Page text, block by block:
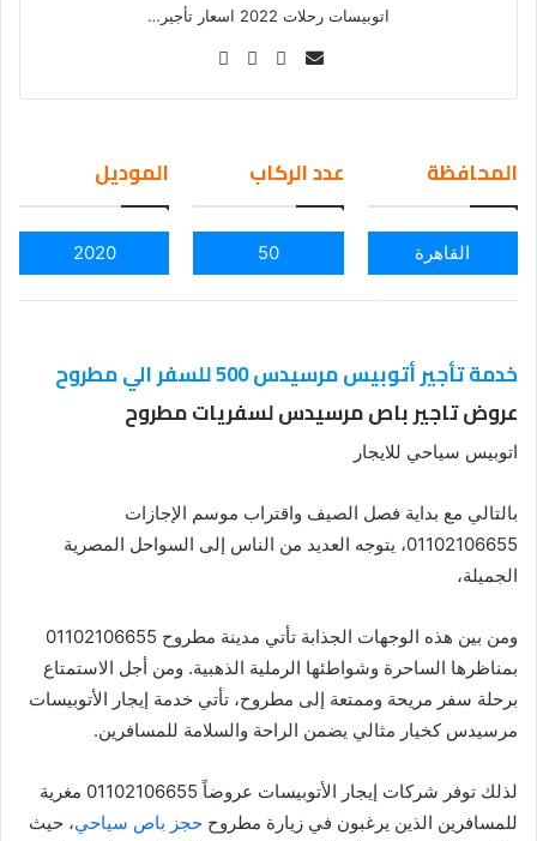
اتوبيسات رحلات 2022 اسعار تأجير…
Se
ail
المحافظة
القاهرة
عدد الركاب
50
الموديل
2020
خدمة تأجير أتوبيس مرسيدس 500 للسفر الي مطروح
عروض تاجير باص مرسيدس لسفريات مطروح
اتوبيس سياحي للايجار
بالتالي مع بداية فصل الصيف واقتراب موسم الإجازات
01102106655، يتوجه العديد من الناس إلى السواحل المصرية
الجميلة،
ومن بين هذه الوجهات الجذابة تأتي مدينة مطروح 01102106655
بمناظرها الساحرة وشواطئها الرملية الذهبية. ومن أجل الاستمتاع
برحلة سفر مريحة وممتعة إلى مطروح، تأتي خدمة إيجار الأتوبيسات
مرسيدس كخيار مثالي يضمن الراحة والسلامة للمسافرين.
لذلك توفر شركات إيجار الأتوبيسات عروضاً 01102106655 مغرية
للمسافرين الذين يرغبون في زيارة مطروح حجز باص سياحي، حيث